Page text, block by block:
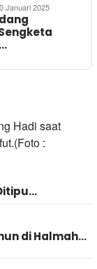
Januari 2025
di Halmah…